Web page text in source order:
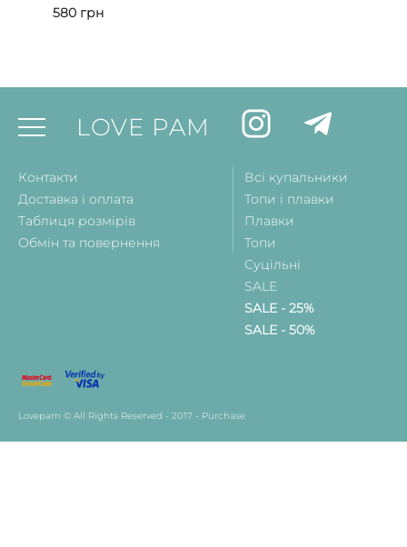
580 грн
LOVE PAM
Контакти
Доставка і оплата
Таблиця розмірів
Обмін та повернення
Всі купальники
Топи і плавки
Плавки
Топи
Суцільні
SALE
SALE - 25%
SALE - 50%
Lovepam © All Rights Reserved - 2017 - Purchase